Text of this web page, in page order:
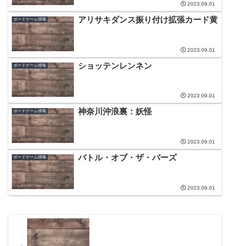
2023.09.01
ボードゲーム情報 アリサキダンス振り付け拡張カード黄
2023.09.01
ボードゲーム情報 ショッテンレンネン
2023.09.01
ボードゲーム情報 神奈川沖浪裏：妖怪
2023.09.01
ボードゲーム情報 バトル・オブ・ザ・バーズ
2023.09.01